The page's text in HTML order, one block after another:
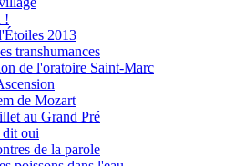
!
2013
transhumances
de l'oratoire Saint-Marc
de Mozart
au Grand Pré
dit oui
de la parole